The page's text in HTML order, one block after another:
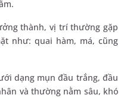
thành, vị trí thường gặp
như: quai hàm, má, cũng
dạng mụn đầu trắng, đầu
và thường nằm sâu, khó